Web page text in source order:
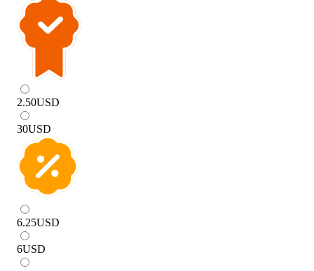
2.50USD
30USD
6.25USD
6USD